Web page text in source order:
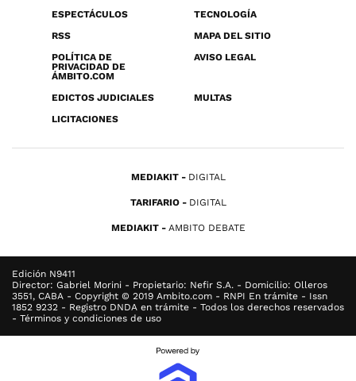
ESPECTÁCULOS
TECNOLOGÍA
RSS
MAPA DEL SITIO
POLÍTICA DE
PRIVACIDAD DE
ÁMBITO.COM
AVISO LEGAL
EDICTOS JUDICIALES
MULTAS
LICITACIONES
MEDIAKIT DIGITAL
TARIFARIO DIGITAL
MEDIAKIT AMBITO DEBATE
Edición N9411
Director: Gabriel Morini - Propietario: Nefir S.A. - Domicilio: Olleros
3551, CABA - Copyright © 2019 Ambito.com - RNPI En trámite - Issn
1852 9232 - Registro DNDA en trámite - Todos los derechos reservados
- Términos y condiciones de uso